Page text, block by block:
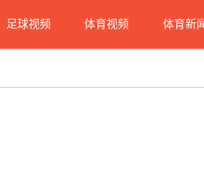
足球视频 体育视频 体育新